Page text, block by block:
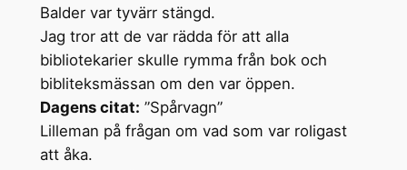
Balder var tyvärr stängd.
Jag tror att de var rädda för att alla
bibliotekarier skulle rymma från bok och
bibliteksmässan om den var öppen.
Dagens citat: ”Spårvagn”
Lilleman på frågan om vad som var roligast
att åka.